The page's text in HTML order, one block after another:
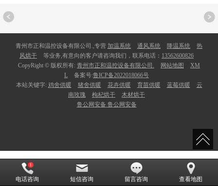
青州市正和温控设备有限公司.,专营 加温系统 通风系统 降温系统
热
风烘干
等业务,有意向的客户请咨询我们，联系电话： 13562600826
CopyRight © 版权所有: 青州市正和温控设备有限公司. 网站地图
XM
L
备案号:鲁ICP备2022018066号
本站关键字: 鸡舍供暖 猪舍供暖 花卉供暖 育苗供暖 蓝莓供暖
云
南玫瑰
枸杞烘干
木材烘干
鲁公网安备 鲁公网安备
电话咨询 短信咨询 留言咨询 查看地图